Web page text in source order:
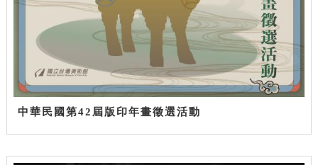
中華民國第42屆版印年畫徵選活動